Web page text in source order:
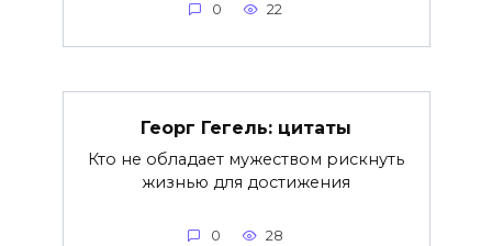
0 22
Георг Гегель: цитаты
Кто не обладает мужеством рискнуть
жизнью для достижения
0 28